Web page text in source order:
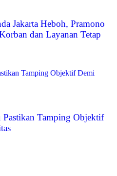
Jakarta Heboh, Pramono
dan Layanan Tetap
Pastikan Tamping Objektif